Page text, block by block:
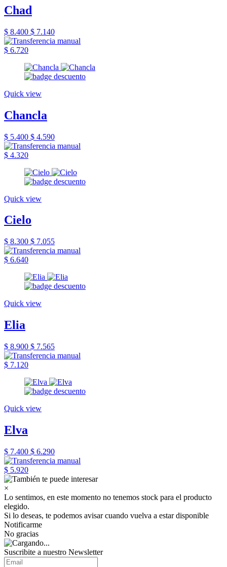
Chad
$ 8.400 $ 7.140
$ 6.720
Quick view
Chancla
$ 5.400 $ 4.590
$ 4.320
Quick view
Cielo
$ 8.300 $ 7.055
$ 6.640
Quick view
Elia
$ 8.900 $ 7.565
$ 7.120
Quick view
Elva
$ 7.400 $ 6.290
$ 5.920
×
Lo sentimos, en este momento no tenemos stock para el producto
elegido.
Si lo deseas, te podemos avisar cuando vuelva a estar disponible
Notificarme
No gracias
Suscribite a nuestro Newsletter